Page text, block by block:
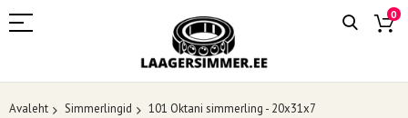
0
Avaleht Simmerlingid 101 Oktani simmerling - 20x31x7